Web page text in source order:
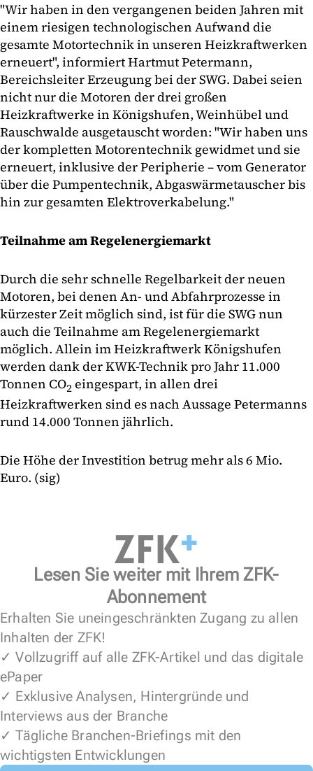
"Wir haben in den vergangenen beiden Jahren mit
einem riesigen technologischen Aufwand die
gesamte Motortechnik in unseren Heizkraftwerken
erneuert", informiert Hartmut Petermann,
Bereichsleiter Erzeugung bei der SWG. Dabei seien
nicht nur die Motoren der drei großen
Heizkraftwerke in Königshufen, Weinhübel und
Rauschwalde ausgetauscht worden: "Wir haben uns
der kompletten Motorentechnik gewidmet und sie
erneuert, inklusive der Peripherie – vom Generator
über die Pumpentechnik, Abgaswärmetauscher bis
hin zur gesamten Elektroverkabelung."
Teilnahme am Regelenergiemarkt
Durch die sehr schnelle Regelbarkeit der neuen
Motoren, bei denen An- und Abfahrprozesse in
kürzester Zeit möglich sind, ist für die SWG nun
auch die Teilnahme am Regelenergiemarkt
möglich. Allein im Heizkraftwerk Königshufen
werden dank der KWK-Technik pro Jahr 11.000
Tonnen CO2eingespart, in allen drei
Heizkraftwerken sind es nach Aussage Petermanns
rund 14.000 Tonnen jährlich.
Die Höhe der Investition betrug mehr als 6 Mio.
Euro. (sig)
Lesen Sie weiter mit Ihrem ZFK-
Abonnement
Erhalten Sie uneingeschränkten Zugang zu allen
Inhalten der ZFK!
✓ Vollzugriff auf alle ZFK-Artikel und das digitale
ePaper
✓ Exklusive Analysen, Hintergründe und
Interviews aus der Branche
✓ Tägliche Branchen-Briefings mit den
wichtigsten Entwicklungen